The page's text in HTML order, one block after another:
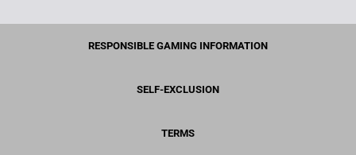
RESPONSIBLE GAMING INFORMATION
SELF-EXCLUSION
TERMS